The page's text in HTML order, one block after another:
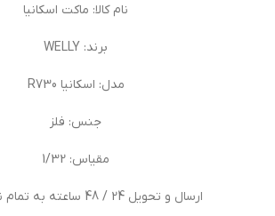
نام کالا: ماکت اسکانیا
برند: WELLY
مدل: اسکانیا R730
جنس: فلز
مقیاس: 1/32
ارسال و تحویل 24 / 48 ساعته به تمام نقاط کشور